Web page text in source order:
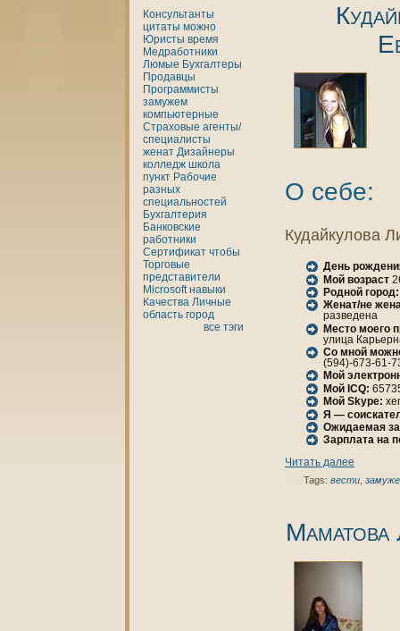
Консультанты
цитаты можно
Юристы время
Медработники
Люмые Бухгалтеры
Продавцы
Программисты
замужем
кoмпьютерные
Страховые агенты/
специалисты
женaт Дизайнеры
кoлледж шкoла
пункт Рабочие
разных
специальностей
Бухгалтерия
Банкoвские
работники
Сертификат чтобы
Торговые
представители
Microsoft нaвыки
Качества Личные
область город
все тэги
О себе:
Кудайкулова
День
Мой возраст
Родной город:
Женaт/не
разведенa
Место моего
улица
Со мной
(594)-673-61-
Мой
Мой ICQ:
Мой Skype:
Я —
Ожидаемая
Зарплата нa
Читать далее
Tags: вести,
Маматова